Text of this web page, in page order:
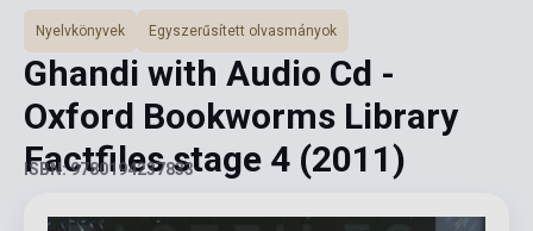
Nyelvkönyvek Egyszerűsített olvasmányok
Ghandi with Audio Cd -
Oxford Bookworms Library
Factfiles stage 4 (2011)
ISBN: 9780194237833